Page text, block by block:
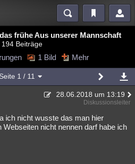
Blogs Videos
Mystery Kriminalfälle
Technologie Ufologie
frühe Aus unserer Mannschaft
194 Beiträge
1 Bild Mehr
Seite 1 / 11
28.06.2018 um 13:19
Diskussionsleiter
ich nicht wusste das man hier
Webseiten nicht nennen darf habe ich